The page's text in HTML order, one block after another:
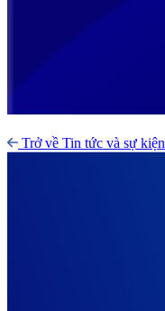
Trở về Tin tức và sự kiện